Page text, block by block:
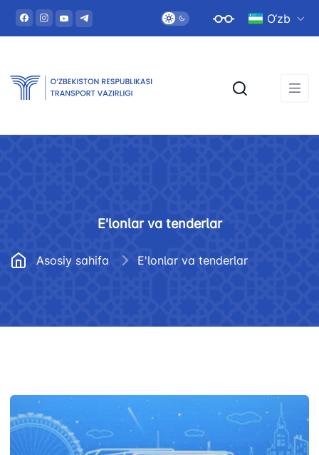
O‘zb
E'lonlar va tenderlar
Asosiy sahifa E'lonlar va tenderlar